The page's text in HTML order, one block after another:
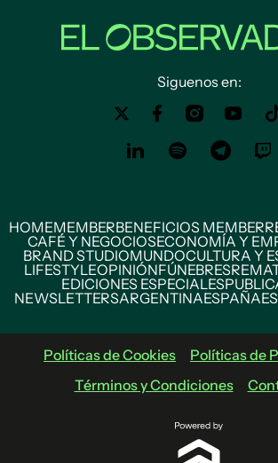
Siguenos en:
HOMEMEMBERBENEFICIOS MEMBER
CAFÉ Y NEGOCIOSECONOMÍA Y
BRAND STUDIOMUNDOCULTURA Y
LIFESTYLEOPINIÓNFÚNEBRES
EDICIONES ESPECIALES
NEWSLETTERSARGENTINAESPAÑA
Políticas de Cookies
Políticas de
Términos y Condiciones